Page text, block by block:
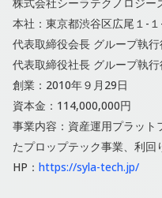
本社：東京都渋⾕区広尾１-
代表取締役会⻑ グループ執
代表取締役社⻑ グループ執
創業：2010年９⽉29⽇
資本金：114,000,000円
事業内容：資産運⽤プラット
たプロップテック事業、利回
HP： https://syla-tech.jp/